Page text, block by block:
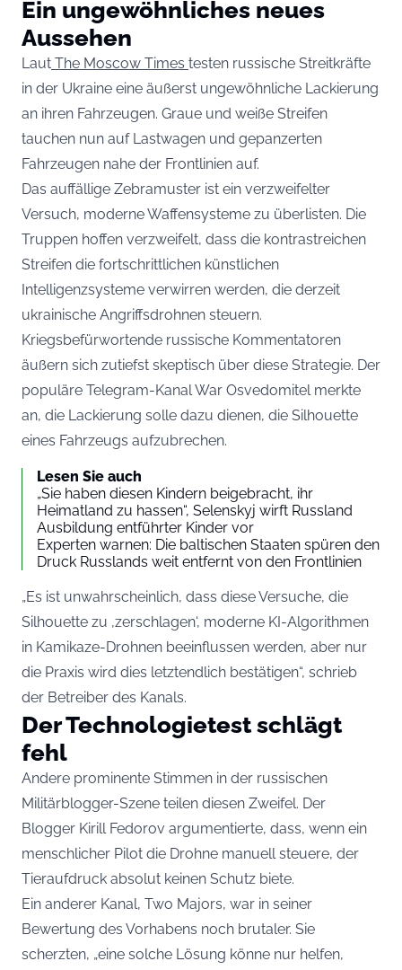
Ein ungewöhnliches neues
Aussehen
Laut The Moscow Times testen russische Streitkräfte
in der Ukraine eine äußerst ungewöhnliche Lackierung
an ihren Fahrzeugen. Graue und weiße Streifen
tauchen nun auf Lastwagen und gepanzerten
Fahrzeugen nahe der Frontlinien auf.
Das auffällige Zebramuster ist ein verzweifelter
Versuch, moderne Waffensysteme zu überlisten. Die
Truppen hoffen verzweifelt, dass die kontrastreichen
Streifen die fortschrittlichen künstlichen
Intelligenzsysteme verwirren werden, die derzeit
ukrainische Angriffsdrohnen steuern.
Kriegsbefürwortende russische Kommentatoren
äußern sich zutiefst skeptisch über diese Strategie. Der
populäre Telegram-Kanal War Osvedomitel merkte
an, die Lackierung solle dazu dienen, die Silhouette
eines Fahrzeugs aufzubrechen.
Lesen Sie auch
„Sie haben diesen Kindern beigebracht, ihr
Heimatland zu hassen“, Selenskyj wirft Russland
Ausbildung entführter Kinder vor
Experten warnen: Die baltischen Staaten spüren den
Druck Russlands weit entfernt von den Frontlinien
„Es ist unwahrscheinlich, dass diese Versuche, die
Silhouette zu ‚zerschlagen‘, moderne KI-Algorithmen
in Kamikaze-Drohnen beeinflussen werden, aber nur
die Praxis wird dies letztendlich bestätigen“, schrieb
der Betreiber des Kanals.
Der Technologietest schlägt
fehl
Andere prominente Stimmen in der russischen
Militärblogger-Szene teilen diesen Zweifel. Der
Blogger Kirill Fedorov argumentierte, dass, wenn ein
menschlicher Pilot die Drohne manuell steuere, der
Tieraufdruck absolut keinen Schutz biete.
Ein anderer Kanal, Two Majors, war in seiner
Bewertung des Vorhabens noch brutaler. Sie
scherzten, „eine solche Lösung könne nur helfen,